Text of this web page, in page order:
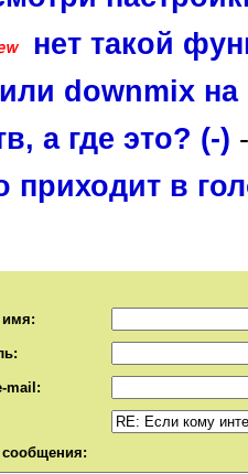
нет такой
downmix на
а где это? (-)
приходит в
mail:
сообщения: